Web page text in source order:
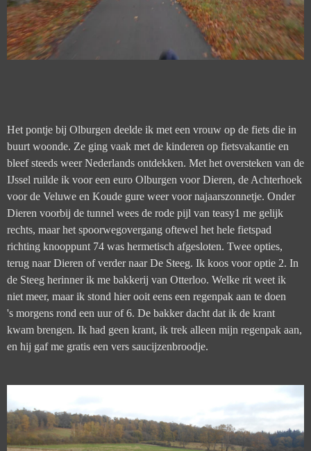
Het pontje bij Olburgen deelde ik met een vrouw op de fiets die in
buurt woonde. Ze ging vaak met de kinderen op fietsvakantie en
bleef steeds weer Nederlands ontdekken. Met het oversteken van de
IJssel ruilde ik voor een euro Olburgen voor Dieren, de Achterhoek
voor de Veluwe en Koude gure weer voor najaarszonnetje. Onder
Dieren voorbij de tunnel wees de rode pijl van teasy1 me gelijk
rechts, maar het spoorwegovergang oftewel het hele fietspad
richting knooppunt 74 was hermetisch afgesloten. Twee opties,
terug naar Dieren of verder naar De Steeg. Ik koos voor optie 2. In
de Steeg herinner ik me bakkerij van Otterloo. Welke rit weet ik
niet meer, maar ik stond hier ooit eens een regenpak aan te doen
's morgens rond een uur of 6. De bakker dacht dat ik de krant
kwam brengen. Ik had geen krant, ik trek alleen mijn regenpak aan,
en hij gaf me gratis een vers saucijzenbroodje.